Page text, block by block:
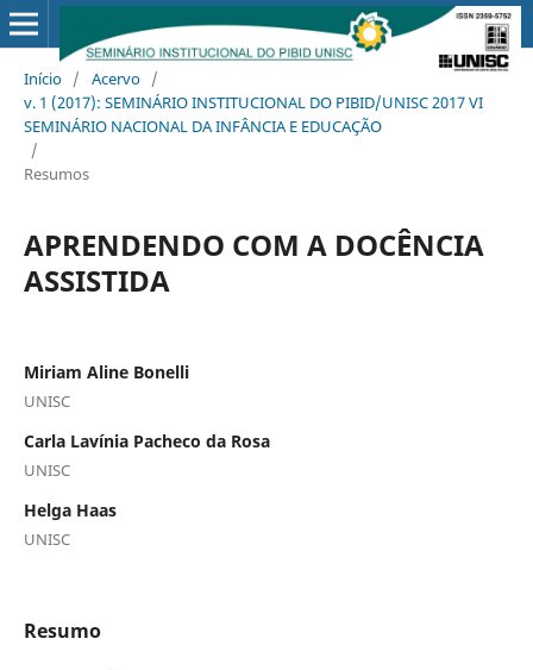
Início / Acervo /
v. 1 (2017): SEMINÁRIO INSTITUCIONAL DO PIBID/UNISC 2017 VI
SEMINÁRIO NACIONAL DA INFÂNCIA E EDUCAÇÃO
/
Resumos
APRENDENDO COM A DOCÊNCIA
ASSISTIDA
Miriam Aline Bonelli
UNISC
Carla Lavínia Pacheco da Rosa
UNISC
Helga Haas
UNISC
Resumo